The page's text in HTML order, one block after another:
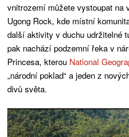
vnitrozemí můžete vystoupat na
Ugong Rock, kde místní
další aktivity v duchu udržitelné
pak nachází podzemní řeka v
Princesa, kterou National
„národní poklad“ a jeden z
divů světa.